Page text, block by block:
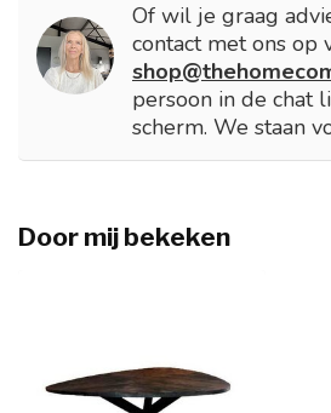
Of wil je graag
contact met ons op
persoon in de chat
scherm. We staan
Door mij bekeken